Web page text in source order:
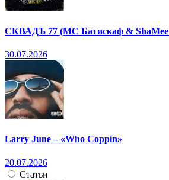
СКВАДЪ 77 (МС Батискаф & ShaMee
30.07.2026
Larry June – «Who Coppin»
20.07.2026
Статьи